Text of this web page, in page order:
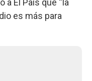
a El País que “la
es más para